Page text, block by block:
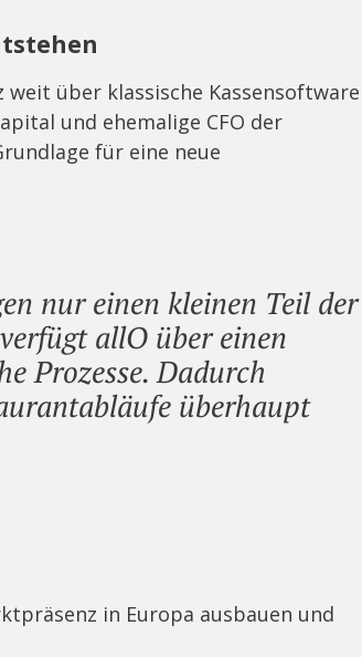
über klassische Kassensoftware
und ehemalige CFO der
für eine neue
nur einen kleinen Teil der
allO über einen
Prozesse. Dadurch
überhaupt
in Europa ausbauen und